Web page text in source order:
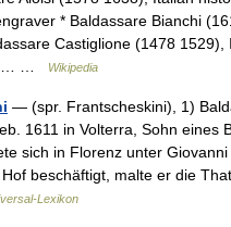
* Baldassare Bianchi
Castiglione (1478 1529),
…
Wikipedia
— (spr. Frantscheskini), 1)
1611 in Volterra, Sohn eines
sich in Florenz unter
beschäftigt, malte er die
Lexikon